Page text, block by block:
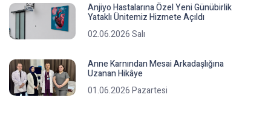
Anjiyo Hastalarına Özel Yeni Günübirlik
Yataklı Ünitemiz Hizmete Açıldı
02.06.2026 Salı
Anne Karnından Mesai Arkadaşlığına
Uzanan Hikâye
01.06.2026 Pazartesi